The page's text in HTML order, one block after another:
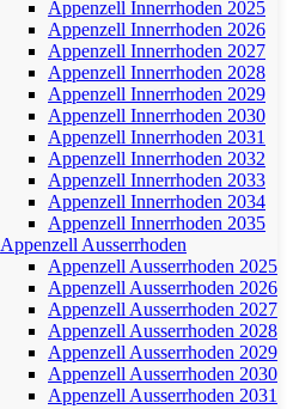
Appenzell Innerrhoden 2025
Appenzell Innerrhoden 2026
Appenzell Innerrhoden 2027
Appenzell Innerrhoden 2028
Appenzell Innerrhoden 2029
Appenzell Innerrhoden 2030
Appenzell Innerrhoden 2031
Appenzell Innerrhoden 2032
Appenzell Innerrhoden 2033
Appenzell Innerrhoden 2034
Appenzell Innerrhoden 2035
Appenzell Ausserrhoden
Appenzell Ausserrhoden 2025
Appenzell Ausserrhoden 2026
Appenzell Ausserrhoden 2027
Appenzell Ausserrhoden 2028
Appenzell Ausserrhoden 2029
Appenzell Ausserrhoden 2030
Appenzell Ausserrhoden 2031